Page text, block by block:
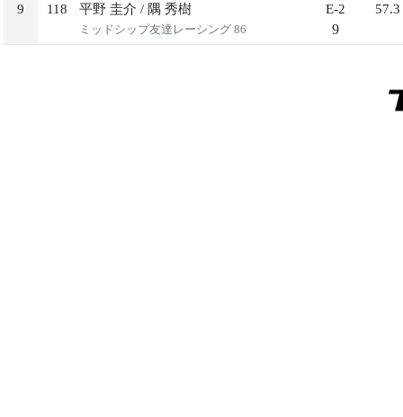
9 118 平野 圭介 / 隅 秀樹
ミッドシップ友達レーシング 86
E-2
9
57.3